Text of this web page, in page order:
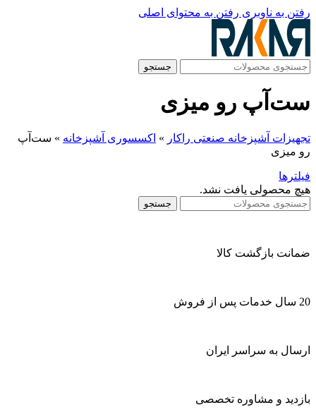
رفتن به ناوبری رفتن به محتوای اصلی
جستجو
ست‌آپ رو میزی
تجهیزات آشپزخانه صنعتی راکار » اکسسوری آشپزخانه » ست‌آپ
رو میزی
فیلترها
هیچ محصولی یافت نشد.
جستجو
ضمانت بازگشت کالا
20 سال خدمات پس از فروش
ارسال به سراسر ایران
بازدید و مشاوره تخصصی